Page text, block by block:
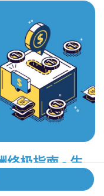
终极指南 - 生